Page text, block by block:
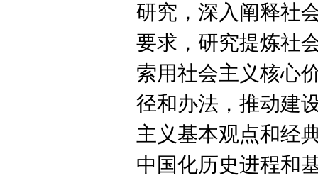
研究，深入阐释社
要求，研究提炼社
索用社会主义核心
径和办法，推动建
主义基本观点和经
中国化历史进程和